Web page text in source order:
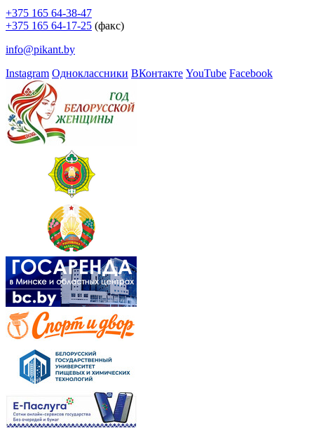
+375 165 64-38-47
+375 165 64-17-25 (факс)
info@pikant.by
Instagram Одноклассники ВКонтакте YouTube Facebook